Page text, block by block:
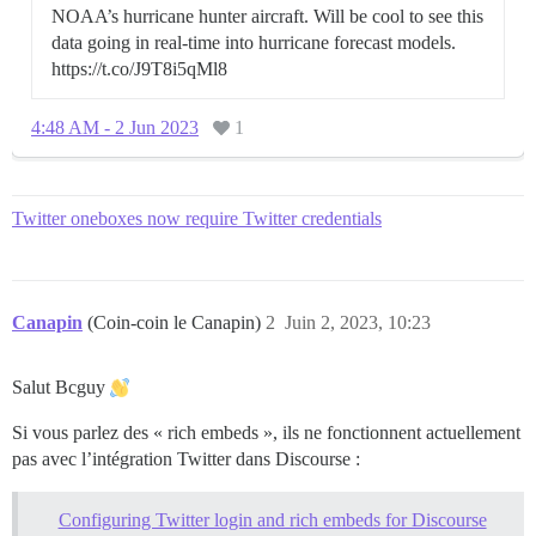
NOAA’s hurricane hunter aircraft. Will be cool to see this
data going in real-time into hurricane forecast models.
https://t.co/J9T8i5qMl8
4:48 AM - 2 Jun 2023 1
Twitter oneboxes now require Twitter credentials
Canapin (Coin-coin le Canapin) Juin 2, 2023, 10:23
2
Salut Bcguy
Si vous parlez des « rich embeds », ils ne fonctionnent actuellement
pas avec l’intégration Twitter dans Discourse :
Configuring Twitter login and rich embeds for Discourse